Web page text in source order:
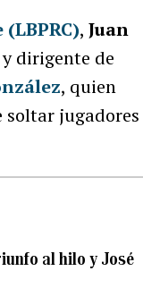
,Juan
dirigente de
, quien
soltar jugadores
al hilo y José